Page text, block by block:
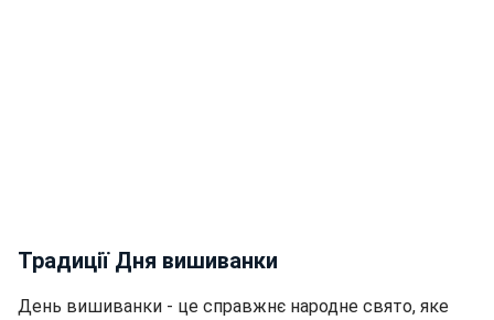
Традиції Дня вишиванки
День вишиванки - це справжнє народне свято, яке